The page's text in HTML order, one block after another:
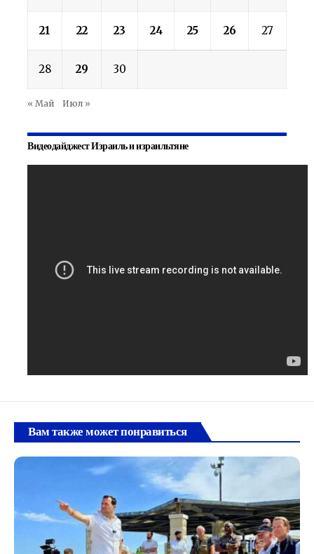
21 22 23 24 25 26 27
28 29 30
« Май Июл »
Видеодайджест Израиль и израильтяне
Вам также может понравиться